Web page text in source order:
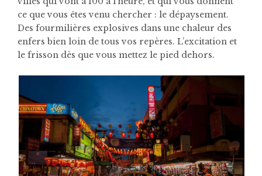
ce que vous êtes venu chercher : le dépaysement.
Des fourmilières explosives dans une chaleur des
enfers bien loin de tous vos repères. L’excitation et
le frisson dès que vous mettez le pied dehors.